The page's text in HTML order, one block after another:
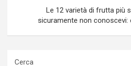
Le 12 varietà di frutta più
sicuramente non
Cerca